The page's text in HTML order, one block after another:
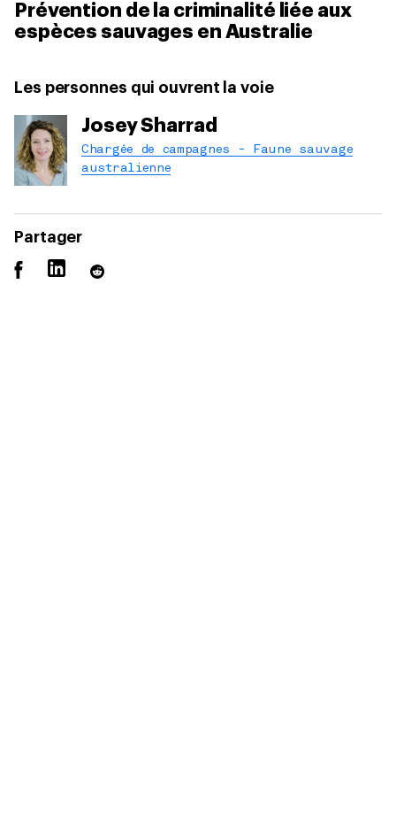
Prévention de la criminalité liée aux
espèces sauvages en Australie
Les personnes qui ouvrent la voie
Josey Sharrad
Chargée de campagnes - Faune sauvage
australienne
Partager